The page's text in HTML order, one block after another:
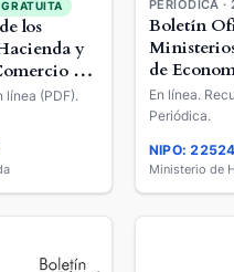
GRATUITA
los
y
y
línea (PDF).
PERIÓDICA
Boletín
de
Empresa
En línea.
Periódica.
NIPO:
Ministerio de